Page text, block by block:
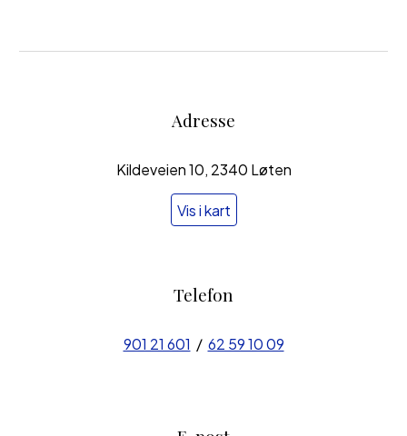
Adresse
Kildeveien 10, 2340 Løten
Vis i kart
Telefon
901 21 601 / 62 59 10 09